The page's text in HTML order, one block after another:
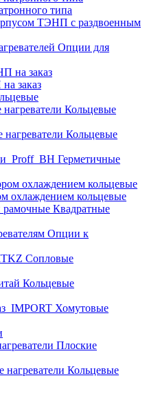
типа
ТЭНП с раздвоенным
Опции для
заказ
Кольцевые
Кольцевые
Герметичные
охлаждением кольцевые
Квадратные
Опции к
Cопловые
Кольцевые
Хомутовые
Плоские
Кольцевые